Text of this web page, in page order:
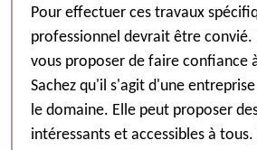
Pour effectuer ces travaux
professionnel devrait être convié.
vous proposer de faire confiance
Sachez qu'il s'agit d'une
le domaine. Elle peut proposer
intéressants et accessibles à